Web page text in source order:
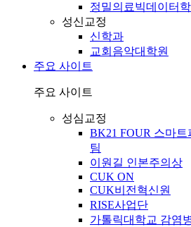
정밀의료빅데이터
성신교정
신학과
교회음악대학원
주요 사이트
주요 사이트
성심교정
BK21 FOUR 스마
팀
이원길 인본주의상
CUK ON
CUK비전혁신원
RISE사업단
가톨릭대학교 감염